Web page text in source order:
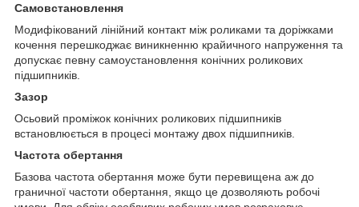
Самовстановлення
Модифікований лінійний контакт між роликами та доріжками
кочення перешкоджає виникненню крайичного напруження та
допускає певну самоустановлення конічних роликових
підшипників.
Зазор
Осьовий проміжок конічних роликових підшипників
встановлюється в процесі монтажу двох підшипників.
Частота обертання
Базова частота обертання може бути перевищена аж до
граничної частоти обертання, якщо це дозволяють робочі